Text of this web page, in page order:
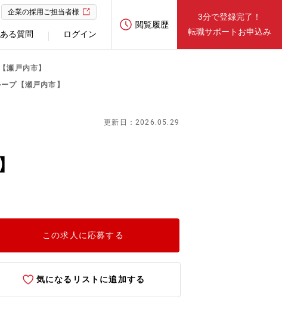
企業の採用ご担当者様
る質問 ログイン
閲覧履歴
3分で登録完了！
転職サポートお申込み
瀬戸内市】
プ【瀬戸内市】
更新日：2026.05.29
この求人に応募する
気になるリストに追加する